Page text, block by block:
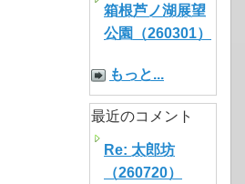
箱根芦ノ湖展望
公園（260301）
もっと...
最近のコメント
Re: 太郎坊
（260720）